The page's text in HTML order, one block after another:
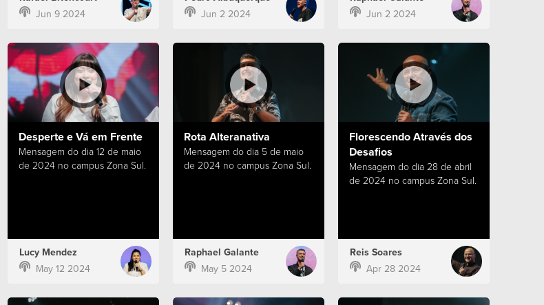
Jun 9 2024
Jun 2 2024
Jun 2 2024
Desperte e Vá em Frente
Mensagem do dia 12 de maio
de 2024 no campus Zona Sul.
Lucy Mendez
May 12 2024
Rota Alteranativa
Mensagem do dia 5 de maio
de 2024 no campus Zona Sul.
Raphael Galante
May 5 2024
Florescendo Através dos
Desafios
Mensagem do dia 28 de abril
de 2024 no campus Zona Sul.
Reis Soares
Apr 28 2024